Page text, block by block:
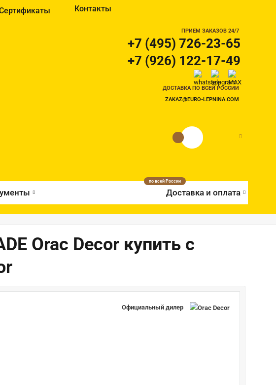
Контакты
ПРИЕМ ЗАКАЗОВ 24/7
+7 (495) 726-23-65
+7 (926) 122-17-49
ДОСТАВКА ПО ВСЕЙ РОССИИ
ZAKAZ@EURO-LEPNINA.COM
Доставка и оплата
по всей России
Orac Decor купить с
Официальный дилер